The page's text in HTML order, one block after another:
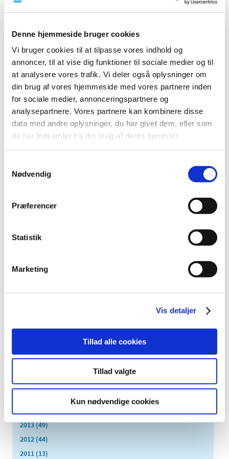
Denne hjemmeside bruger cookies
Vi bruger cookies til at tilpasse vores indhold og
annoncer, til at vise dig funktioner til sociale medier og til
at analysere vores trafik. Vi deler også oplysninger om
din brug af vores hjemmeside med vores partnere inden
for sociale medier, annonceringspartnere og
analysepartnere. Vores partnere kan kombinere disse
data med andre oplysninger, du har givet dem, eller som
de har indsamlet fra din brug af deres tjenester.
Nødvendig
Præferencer
Statistik
Marketing
Vis detaljer
Tillad alle cookies
Tillad valgte
Kun nødvendige cookies
indstilling om fremtidig tilskudsstatus for
|
Medicintilskudsnævnets indstilling vedrørende fremtidig
tilskudsstatus for lægemidler til hjerte-karsygdomme i
Revurdering af tilskudsstatus for lægemidler
til hjerte-karsygdomme i ATC-grupperne C02,
C03, C07, C08 og C09
foranledning revurderet tilskudsstatus for lægemidler,
…
Alle (2506)
2026 (84)
2024 (224)
2022 (197)
2018 (150)
2016 (167)
2013 (49)
2012 (44)
2011 (13)